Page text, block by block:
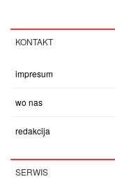
KONTAKT
impresum
wo nas
redakcija
SERWIS